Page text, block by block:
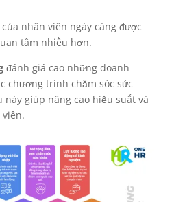
nhân viên ngày càng được
tâm nhiều hơn.
đánh giá cao những doanh
chương trình chăm sóc sức
giúp nâng cao hiệu suất và